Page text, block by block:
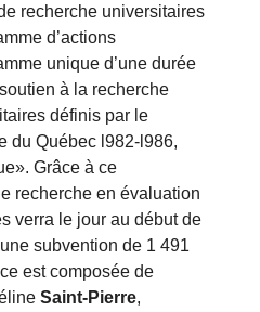
recherche universitaires
d’actions
unique d’une durée
à la recherche
définis par le
du Québec l982-l986,
Grâce à ce
recherche en évaluation
verra le jour au début de
subvention de 1 491
est composée de
Saint-Pierre,